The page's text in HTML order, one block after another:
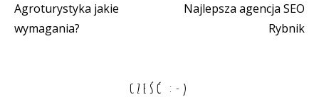
Nawigacja
Agroturystyka jakie
wymagania?
Najlepsza agencja SEO
Rybnik
CZEŚĆ :-)